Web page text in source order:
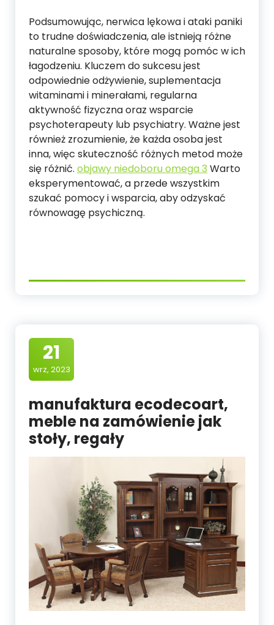
Podsumowując, nerwica lękowa i ataki paniki
to trudne doświadczenia, ale istnieją różne
naturalne sposoby, które mogą pomóc w ich
łagodzeniu. Kluczem do sukcesu jest
odpowiednie odżywienie, suplementacja
witaminami i minerałami, regularna
aktywność fizyczna oraz wsparcie
psychoterapeuty lub psychiatry. Ważne jest
również zrozumienie, że każda osoba jest
inna, więc skuteczność różnych metod może
się różnić. objawy niedoboru omega 3 Warto
eksperymentować, a przede wszystkim
szukać pomocy i wsparcia, aby odzyskać
równowagę psychiczną.
21
wrz, 2023
manufaktura ecodecoart,
meble na zamówienie jak
stoły, regały